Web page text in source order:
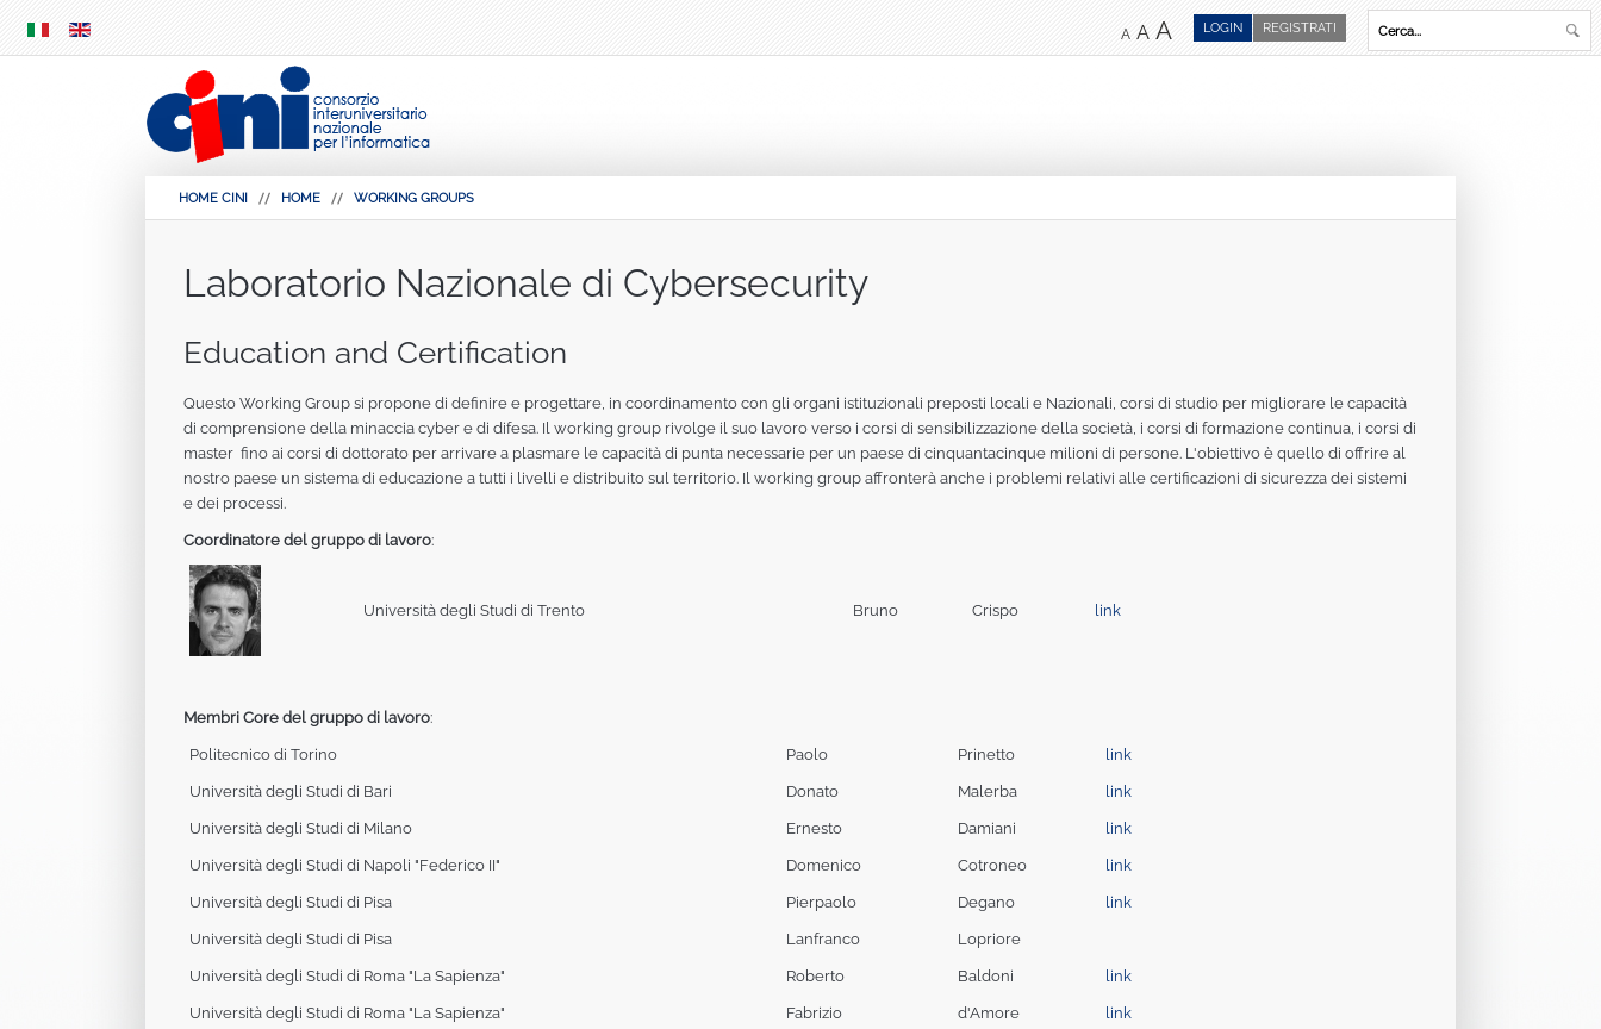
MENU
REGISTRATI
LOGIN
A A A
HOME CINI HOME WORKING GROUPS
Laboratorio Nazionale di Cybersecurity
Education and Certification
Questo Working Group si propone di definire e progettare, in coordinamento con gli organi istituzionali preposti locali e Nazionali, corsi di studio per migliorare le capacità
di comprensione della minaccia cyber e di difesa. Il working group rivolge il suo lavoro verso i corsi di sensibilizzazione della società, i corsi di formazione continua, i corsi di
master fino ai corsi di dottorato per arrivare a plasmare le capacità di punta necessarie per un paese di cinquantacinque milioni di persone. L'obiettivo è quello di offrire al
nostro paese un sistema di educazione a tutti i livelli e distribuito sul territorio. Il working group affronterà anche i problemi relativi alle certificazioni di sicurezza dei sistemi
e dei processi.
Coordinatore del gruppo di lavoro:
Università degli Studi di Trento Bruno Crispo link
Membri Core del gruppo di lavoro:
Politecnico di Torino Paolo Prinetto link
Università degli Studi di Bari Donato Malerba link
Università degli Studi di Milano Ernesto Damiani link
Università degli Studi di Napoli "Federico II" Domenico Cotroneo link
Università degli Studi di Pisa Pierpaolo Degano link
Università degli Studi di Pisa Lanfranco Lopriore
Università degli Studi di Roma "La Sapienza" Roberto Baldoni link
Università degli Studi di Roma "La Sapienza" Fabrizio d'Amore link